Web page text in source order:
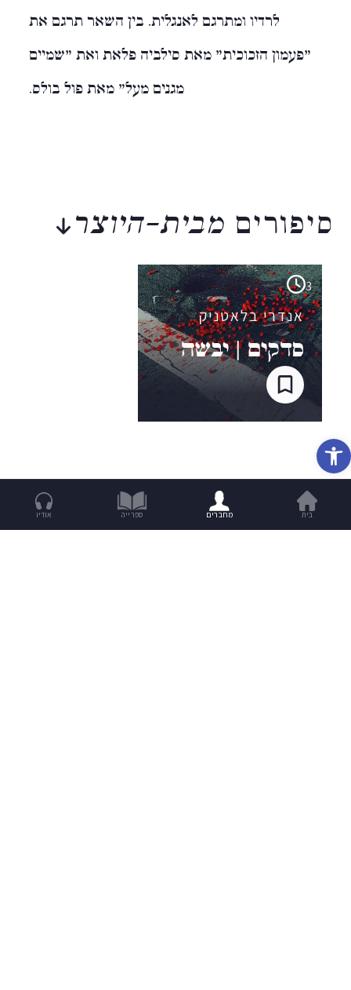
פתח סרגל נגישות
לרדיו ומתרגם לאנגלית. בין השאר תרגם את
"פעמון הזכוכית" מאת סילביה פלאת ואת "שמיים
מגנים מעל" מאת פול בולס.
סיפורים מבית-היוצר
3
אנדרי בלאטניק
סדקים | יבשה
בית מחברים ספרייה אודיו